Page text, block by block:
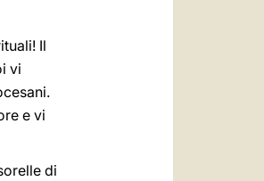
Il
vi
e vi
di